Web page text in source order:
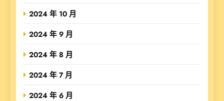
2024 年 10 月
2024 年 9 月
2024 年 8 月
2024 年 7 月
2024 年 6 月